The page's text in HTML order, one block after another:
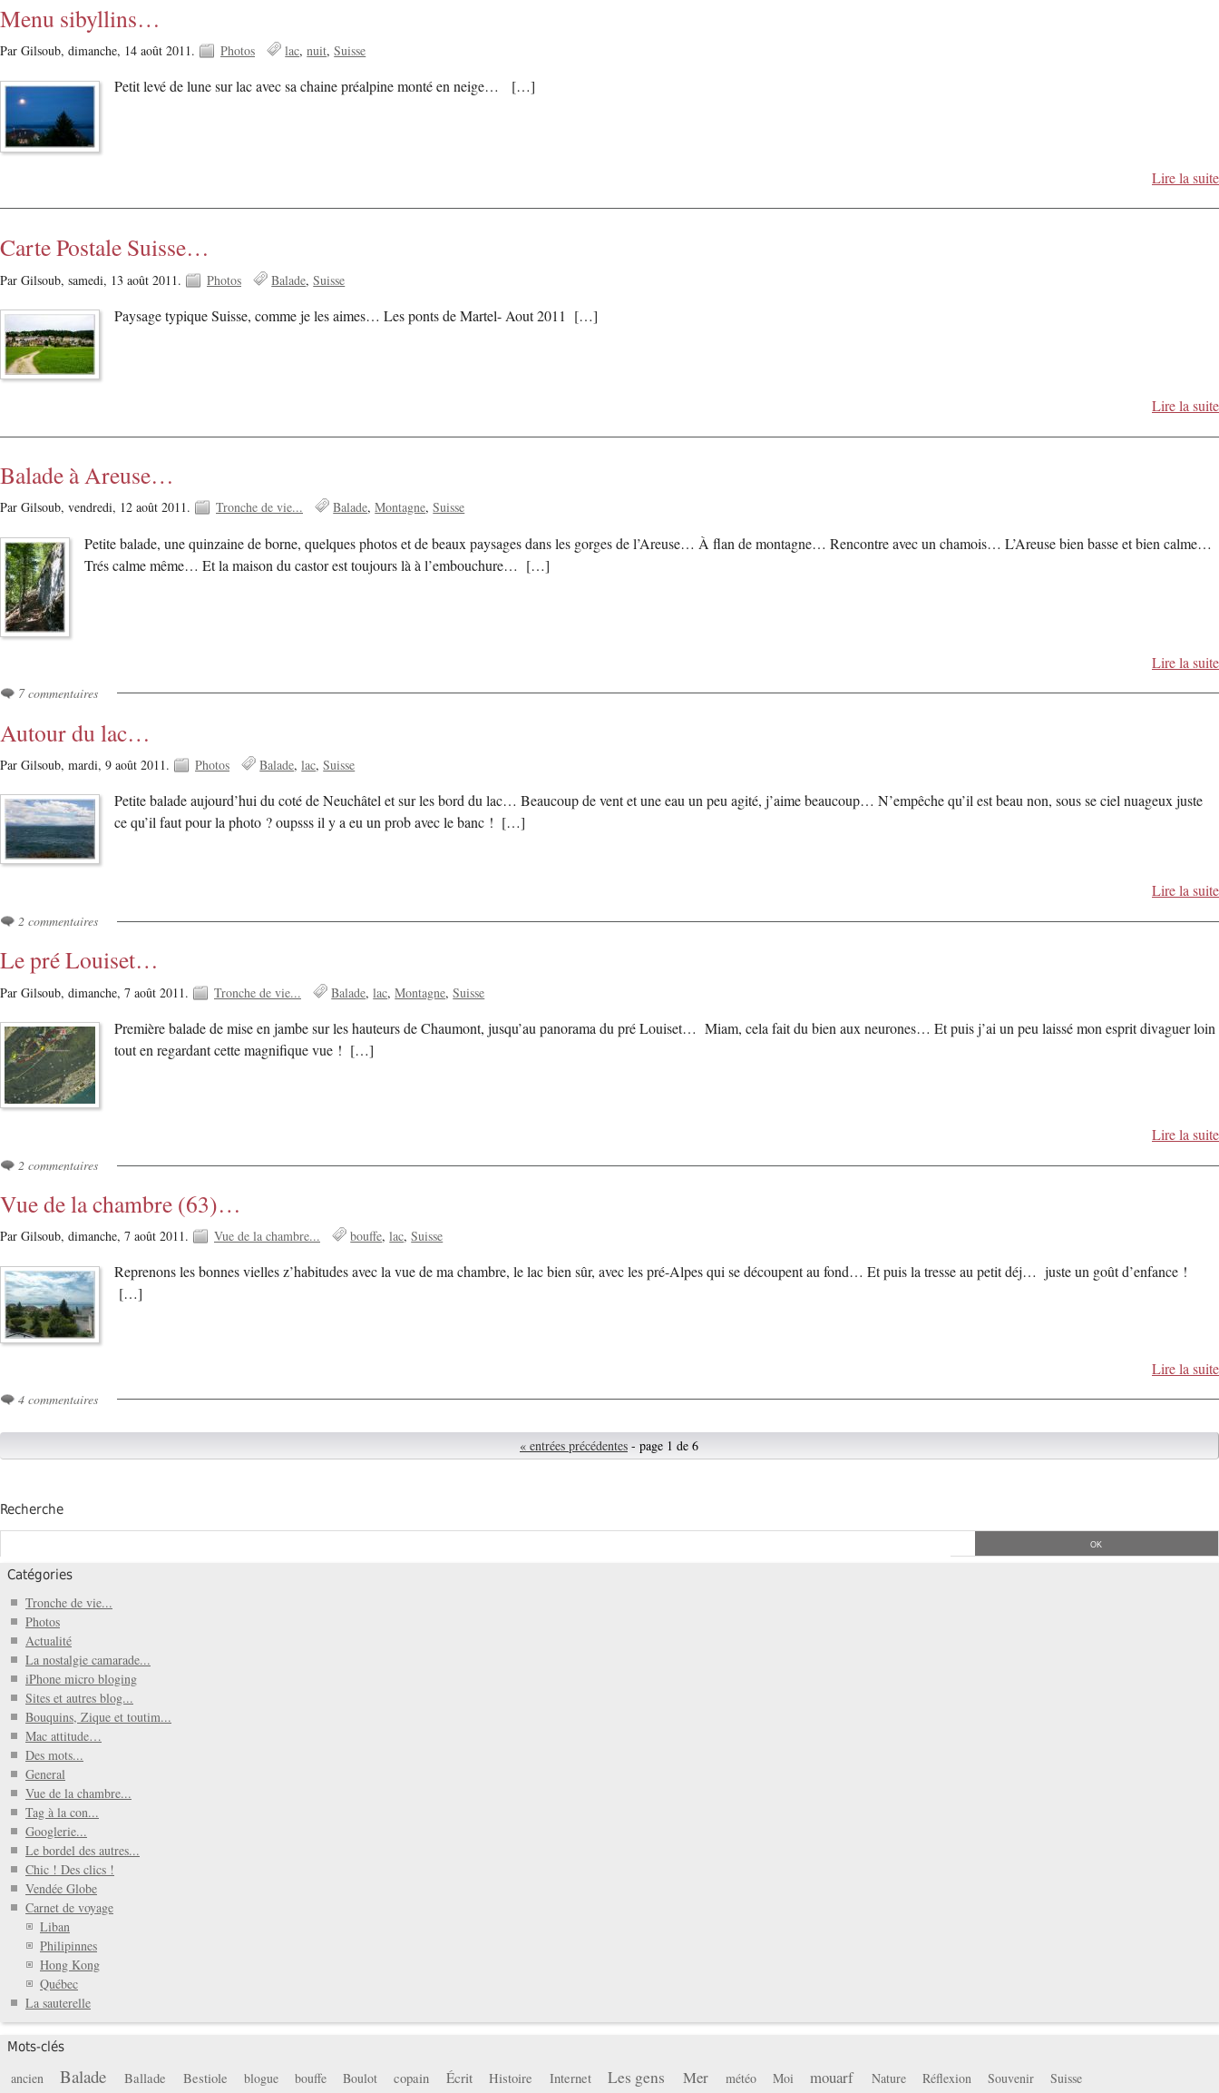
Menu sibyllins…
Par Gilsoub, dimanche, 14 août 2011. Photos lac nuit Suisse
Petit levé de lune sur lac avec sa chaine préalpine monté en neige… […]
Lire la suite
Carte Postale Suisse…
Par Gilsoub, samedi, 13 août 2011. Photos Balade Suisse
Paysage typique Suisse, comme je les aimes… Les ponts de Martel- Aout 2011 […]
Lire la suite
Balade à Areuse…
Par Gilsoub, vendredi, 12 août 2011. Tronche de vie... Balade Montagne Suisse
Petite balade, une quinzaine de borne, quelques photos et de beaux paysages dans les gorges de l’Areuse… À flan de montagne… Rencontre avec un chamois… L’Areuse bien basse et bien calme…
Trés calme même… Et la maison du castor est toujours là à l’embouchure… […]
Lire la suite
7 commentaires
Autour du lac…
Par Gilsoub, mardi, 9 août 2011. Photos Balade lac Suisse
Petite balade aujourd’hui du coté de Neuchâtel et sur les bord du lac… Beaucoup de vent et une eau un peu agité, j’aime beaucoup… N’empêche qu’il est beau non, sous se ciel nuageux juste
ce qu’il faut pour la photo ? oupsss il y a eu un prob avec le banc ! […]
Lire la suite
2 commentaires
Le pré Louiset…
Par Gilsoub, dimanche, 7 août 2011. Tronche de vie... Balade lac Montagne Suisse
Première balade de mise en jambe sur les hauteurs de Chaumont, jusqu’au panorama du pré Louiset… Miam, cela fait du bien aux neurones… Et puis j’ai un peu laissé mon esprit divaguer loin
tout en regardant cette magnifique vue ! […]
Lire la suite
2 commentaires
Vue de la chambre (63)…
Par Gilsoub, dimanche, 7 août 2011. Vue de la chambre... bouffe lac Suisse
Reprenons les bonnes vielles z’habitudes avec la vue de ma chambre, le lac bien sûr, avec les pré-Alpes qui se découpent au fond… Et puis la tresse au petit déj… juste un goût d’enfance !
[…]
Lire la suite
4 commentaires
« entrées précédentes - page 1 de 6
Recherche
Catégories
Tronche de vie...
Photos
Actualité
La nostalgie camarade...
iPhone micro bloging
Sites et autres blog...
Bouquins, Zique et toutim...
Mac attitude…
Des mots...
General
Vue de la chambre...
Tag à la con...
Googlerie...
Le bordel des autres...
Chic ! Des clics !
Vendée Globe
Carnet de voyage
Liban
Philipinnes
Hong Kong
Québec
La sauterelle
Mots-clés
ancien Balade Ballade Bestiole blogue bouffe Boulot copain Écrit Histoire Internet Les gens Mer météo Moi mouarf Nature Réflexion Souvenir Suisse